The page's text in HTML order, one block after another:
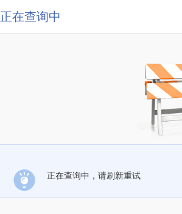
正在查询中
正在查询中，请刷新重试